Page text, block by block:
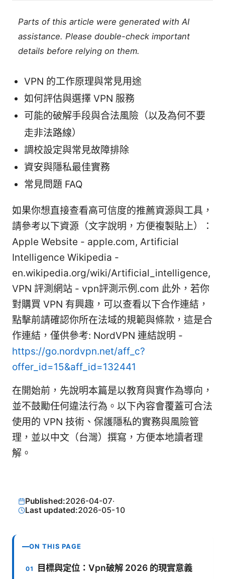
Parts of this article were generated with AI
assistance. Please double-check important
details before relying on them.
VPN 的工作原理與常見用途
如何評估與選擇 VPN 服務
可能的破解手段與合法風險（以及為何不要
走非法路線）
調校設定與常見故障排除
資安與隱私最佳實務
常見問題 FAQ
如果你想直接查看高可信度的推薦資源與工具，
請參考以下資源（文字說明，方便複製貼上）：
Apple Website - apple.com, Artificial
Intelligence Wikipedia -
en.wikipedia.org/wiki/Artificial_intelligence,
VPN 評測網站 - vpn評測示例.com 此外，若你
對購買 VPN 有興趣，可以查看以下合作連結，
點擊前請確認你所在法域的規範與條款，這是合
作連結，僅供參考: NordVPN 連結說明 -
https://go.nordvpn.net/aff_c?
offer_id=15&aff_id=132441
在開始前，先說明本篇是以教育與實作為導向，
並不鼓勵任何違法行為。以下內容會覆蓋可合法
使用的 VPN 技術、保護隱私的實務與風險管
理，並以中文（台灣）撰寫，方便本地讀者理
解。
Published:2026-04-07·
Last updated:2026-05-10
ON THIS PAGE
目標與定位：Vpn破解 2026 的現實意義